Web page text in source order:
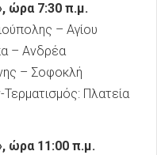
ώρα 7:30 π.μ.
– Αγίου
– Ανδρέα
– Σοφοκλή
Πλατεία
ώρα 11:00 π.μ.